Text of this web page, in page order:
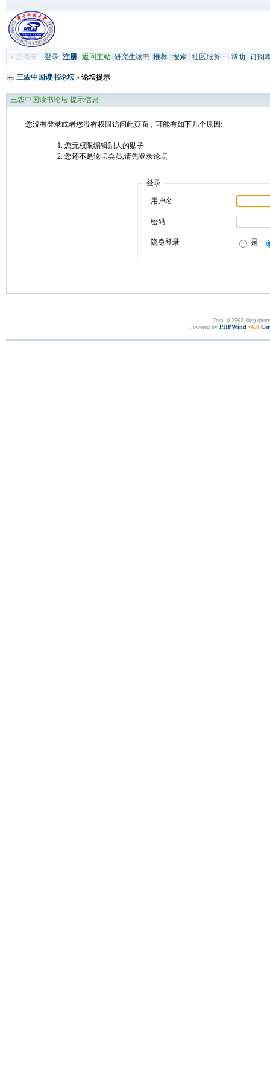
»您尚未 登录 注册| 返回主站| 研究生读书| 推荐| 搜索| 社区服务 帮助 订阅
三农中国读书论坛» 论坛提示
三农中国读书论坛 提示信息
您没有登录或者您没有权限访问此页面，可能有如下几个原因:
您无权限编辑别人的贴子
您还不是论坛会员,请先登录论坛
登录
用户名
密码
隐身登录 是
Total 0.256210(s)
Powered by PHPWind v6.0